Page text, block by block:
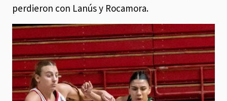
perdieron con Lanús y Rocamora.